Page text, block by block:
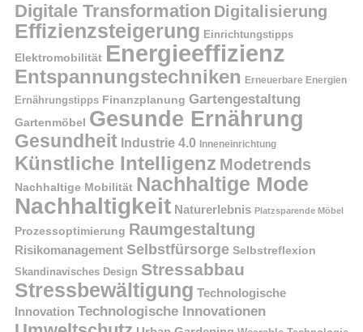
Digitale Transformation Digitalisierung
Effizienzsteigerung Einrichtungstipps
Elektromobilität Energieeffizienz
Entspannungstechniken Erneuerbare Energien
Ernährungstipps Finanzplanung Gartengestaltung
Gartenmöbel Gesunde Ernährung
Gesundheit Industrie 4.0 Inneneinrichtung
Künstliche Intelligenz Modetrends
Nachhaltige Mobilität Nachhaltige Mode
Nachhaltigkeit Naturerlebnis Platzsparende Möbel
Prozessoptimierung Raumgestaltung
Risikomanagement Selbstfürsorge Selbstreflexion
Skandinavisches Design Stressabbau
Stressbewältigung Technologische
Innovation Technologische Innovationen